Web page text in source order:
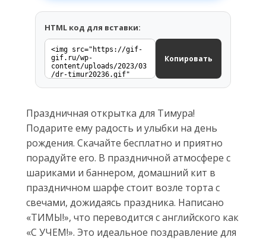
HTML код для вставки:
Копировать
Праздничная открытка для Тимура!
Подарите ему радость и улыбки на день
рождения. Скачайте бесплатно и приятно
порадуйте его. В праздничной атмосфере с
шариками и баннером, домашний кит в
праздничном шарфе стоит возле торта с
свечами, дожидаясь праздника. Написано
«ТИМЫ!», что переводится с английского как
«С УЧЕМ!». Это идеальное поздравление для